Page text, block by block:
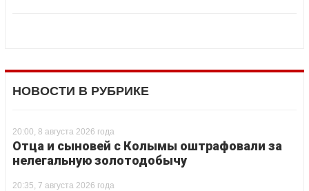
НОВОСТИ В РУБРИКЕ
20:00, 8 августа 2026 года
Отца и сыновей с Колымы оштрафовали за
нелегальную золотодобычу
20:35, 7 августа 2026 года